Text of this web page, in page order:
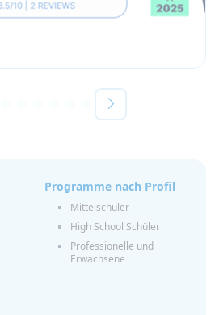
Programme nach Profil
Mittelschüler
High School Schüler
Professionelle und
Erwachsene